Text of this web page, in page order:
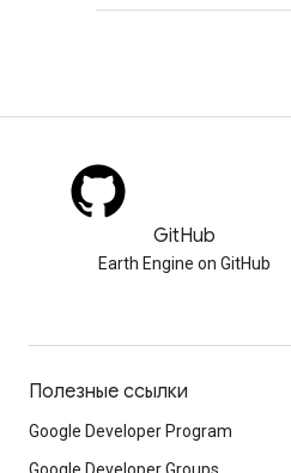
GitHub
Earth Engine on GitHub
Полезные ссылки
Google Developer Program